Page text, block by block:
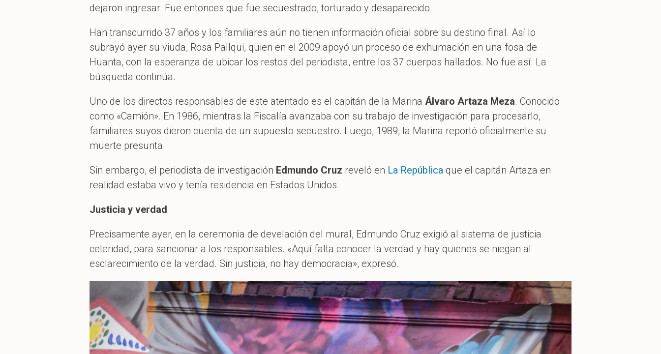
dejaron ingresar. Fue entonces que fue secuestrado, torturado y desaparecido.
Han transcurrido 37 años y los familiares aún no tienen información oficial sobre su destino final. Así lo
subrayó ayer su viuda, Rosa Pallqui, quien en el 2009 apoyó un proceso de exhumación en una fosa de
Huanta, con la esperanza de ubicar los restos del periodista, entre los 37 cuerpos hallados. No fue así. La
búsqueda continúa.
Uno de los directos responsables de este atentado es el capitán de la Marina Álvaro Artaza Meza. Conocido
como «Camión». En 1986, mientras la Fiscalía avanzaba con su trabajo de investigación para procesarlo,
familiares suyos dieron cuenta de un supuesto secuestro. Luego, 1989, la Marina reportó oficialmente su
muerte presunta.
Sin embargo, el periodista de investigación Edmundo Cruz reveló en La República que el capitán Artaza en
realidad estaba vivo y tenía residencia en Estados Unidos.
Justicia y verdad
Precisamente ayer, en la ceremonia de develación del mural, Edmundo Cruz exigió al sistema de justicia
celeridad, para sancionar a los responsables. «Aquí falta conocer la verdad y hay quienes se niegan al
esclarecimiento de la verdad. Sin justicia, no hay democracia», expresó.